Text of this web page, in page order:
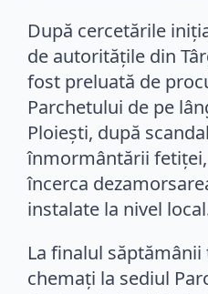
După cercetările
de autoritățile din
fost preluată de
Parchetului de pe
Ploiești, după
înmormântării
încerca
instalate la nivel
La finalul
chemați la sediul